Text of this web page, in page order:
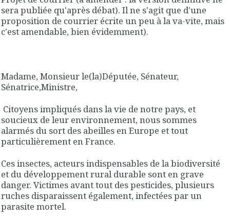
sera publiée qu'après débat). Il ne s'agit que d'une
proposition de courrier écrite un peu à la va-vite, mais
c'est amendable, bien évidemment).
Madame, Monsieur le(la)Députée, Sénateur,
Sénatrice,Ministre,
Citoyens impliqués dans la vie de notre pays, et
soucieux de leur environnement, nous sommes
alarmés du sort des abeilles en Europe et tout
particulièrement en France.
Ces insectes, acteurs indispensables de la biodiversité
et du développement rural durable sont en grave
danger. Victimes avant tout des pesticides, plusieurs
ruches disparaissent également, infectées par un
parasite mortel.